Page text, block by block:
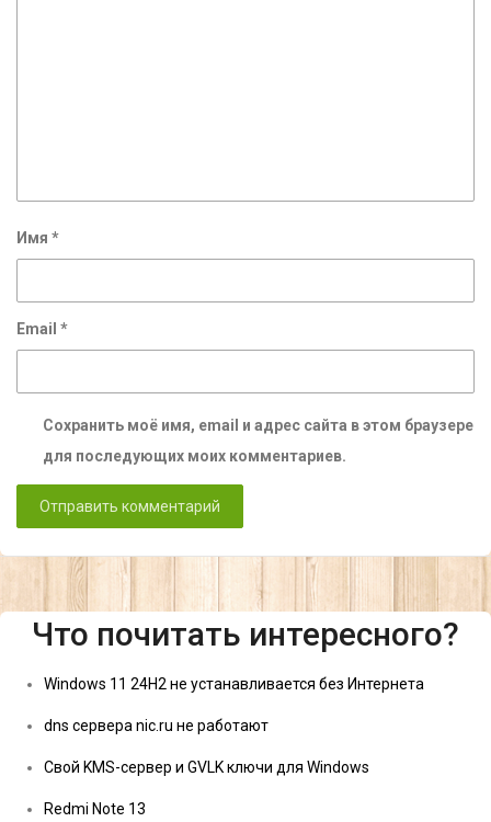
Имя *
Email *
Сохранить моё имя, email и адрес сайта в этом браузере
для последующих моих комментариев.
Что почитать интересного?
Windows 11 24H2 не устанавливается без Интернета
dns сервера nic.ru не работают
Свой KMS-сервер и GVLK ключи для Windows
Redmi Note 13